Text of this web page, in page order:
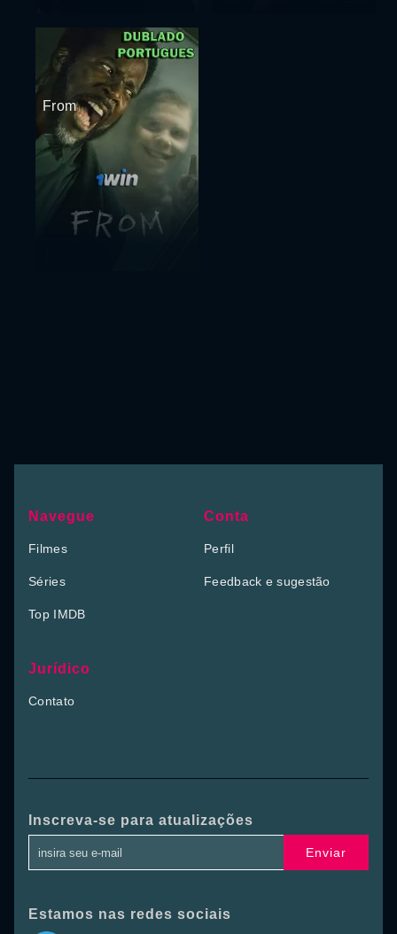
From
Navegue
Filmes
Séries
Top IMDB
Conta
Perfil
Feedback e sugestão
Jurídico
Contato
Inscreva-se para atualizações
Enviar
Estamos nas redes sociais